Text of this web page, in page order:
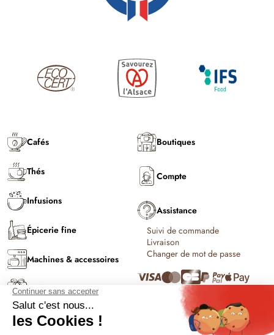
Cafés
Thés
Infusions
Épicerie fine
Machines & accessoires
Coffrets & cadeaux
C'est l'été !
Boutiques
Compte
Assistance
Suivi de commande
Livraison
Changer de mot de passe